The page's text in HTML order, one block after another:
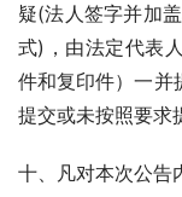
疑(法人签字并加
式)，由法定代表
件和复印件）一并
提交或未按照要求
十、凡对本次公告